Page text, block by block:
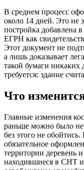
В среднем процесс
около 14 дней. Это не
постройка добавлена
ЕГРН как
Этот документ не
а лишь доказывает
такой бумаги никаких
требуется: здание
Что
Главные изменения
раньше можно было не
без этого не
обязательное
территории деревень
находившиеся в СНТ и